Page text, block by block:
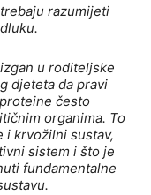
razumijeti
u roditeljske
djeteta da pravi
često
organima. To
i krvožilni sustav,
sistem i što je
fundamentalne